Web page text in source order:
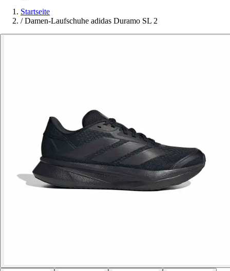
Startseite
/ Damen-Laufschuhe adidas Duramo SL 2